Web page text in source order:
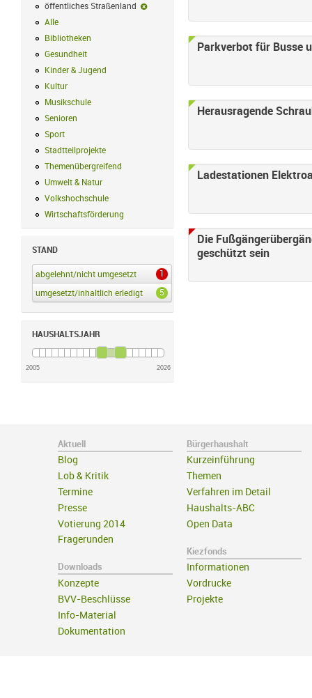
öffentliches Straßenland
Alle
Bibliotheken Bibliotheken Filter anwenden
Gesundheit
Kinder & Jugend
Kultur
Musikschule Musikschule Filter anwenden
Senioren
Sport
Stadtteilprojekte Stadtteilprojekte Filter anwenden
Themenübergreifend
Themenübergreifend Filter anwenden
Umwelt & Natur
Volkshochschule
Wirtschaftsförderung Wirtschaftsförderung Filter anwenden
STAND
abgelehnt/nicht umgesetzt 1
abgelehnt/nicht umgesetzt Filter anwenden
umgesetzt/inhaltlich erledigt
5
umgesetzt/inhaltlich erledigt Filter anwenden
HAUSHALTSJAHR
2005 2026
Parkverbot für Busse
Herausragende
Ladestationen
Die
geschützt sein
Aktuell
Blog
Lob & Kritik
Termine
Presse
Votierung 2014
Fragerunden
Downloads
Konzepte
BVV-Beschlüsse
Info-Material
Dokumentation
Bürgerhaushalt
Kurzeinführung
Themen
Verfahren im Detail
Haushalts-ABC
Open Data
Kiezfonds
Informationen
Vordrucke
Projekte